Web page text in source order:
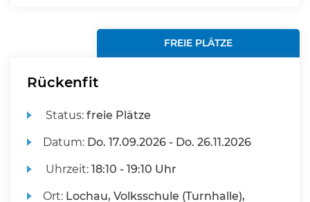
FREIE PLÄTZE
Rückenfit
Status:freie Plätze
Datum: Do. 17.09.2026 - Do. 26.11.2026
Uhrzeit:18:10 - 19:10 Uhr
Ort: Lochau, Volksschule (Turnhalle),